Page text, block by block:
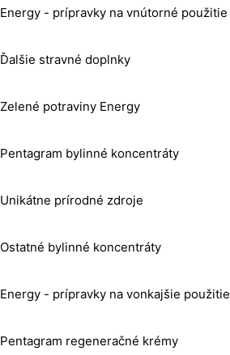
Energy - prípravky na vnútorné použitie
Ďalšie stravné doplnky
Zelené potraviny Energy
Pentagram bylinné koncentráty
Unikátne prírodné zdroje
Ostatné bylinné koncentráty
Energy - prípravky na vonkajšie použitie
Pentagram regeneračné krémy